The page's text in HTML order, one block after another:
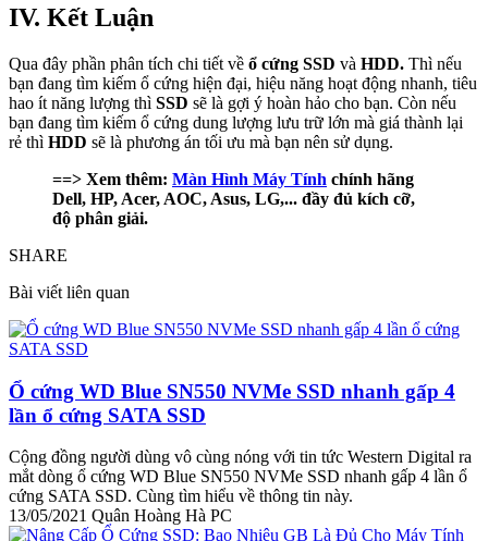
IV. Kết Luận
Qua đây phần phân tích chi tiết về ổ cứng SSD và HDD. Thì nếu
bạn đang tìm kiếm ổ cứng hiện đại, hiệu năng hoạt động nhanh, tiêu
hao ít năng lượng thì SSD sẽ là gợi ý hoàn hảo cho bạn. Còn nếu
bạn đang tìm kiếm ổ cứng dung lượng lưu trữ lớn mà giá thành lại
rẻ thì HDD sẽ là phương án tối ưu mà bạn nên sử dụng.
==> Xem thêm: Màn Hình Máy Tính chính hãng
Dell, HP, Acer, AOC, Asus, LG,... đầy đủ kích cỡ,
độ phân giải.
SHARE
Bài viết liên quan
Ổ cứng WD Blue SN550 NVMe SSD nhanh gấp 4
lần ổ cứng SATA SSD
Cộng đồng người dùng vô cùng nóng với tin tức Western Digital ra
mắt dòng ổ cứng WD Blue SN550 NVMe SSD nhanh gấp 4 lần ổ
cứng SATA SSD. Cùng tìm hiểu về thông tin này.
13/05/2021 Quân Hoàng Hà PC